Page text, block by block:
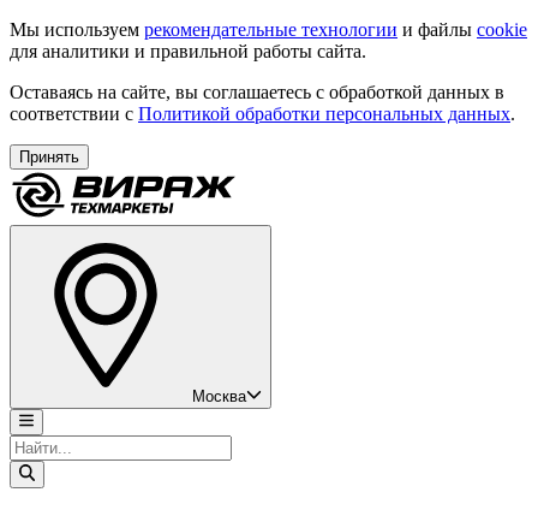
Мы используем рекомендательные технологии и файлы cookie
для аналитики и правильной работы сайта.
Оставаясь на сайте, вы соглашаетесь с обработкой данных в
соответствии с Политикой обработки персональных данных.
Принять
Москва